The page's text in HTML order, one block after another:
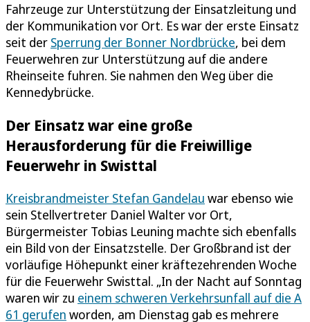
Fahrzeuge zur Unterstützung der Einsatzleitung und
der Kommunikation vor Ort. Es war der erste Einsatz
seit der Sperrung der Bonner Nordbrücke, bei dem
Feuerwehren zur Unterstützung auf die andere
Rheinseite fuhren. Sie nahmen den Weg über die
Kennedybrücke.
Der Einsatz war eine große
Herausforderung für die Freiwillige
Feuerwehr in Swisttal
Kreisbrandmeister Stefan Gandelau war ebenso wie
sein Stellvertreter Daniel Walter vor Ort,
Bürgermeister Tobias Leuning machte sich ebenfalls
ein Bild von der Einsatzstelle. Der Großbrand ist der
vorläufige Höhepunkt einer kräftezehrenden Woche
für die Feuerwehr Swisttal. „In der Nacht auf Sonntag
waren wir zu einem schweren Verkehrsunfall auf die A
61 gerufen worden, am Dienstag gab es mehrere